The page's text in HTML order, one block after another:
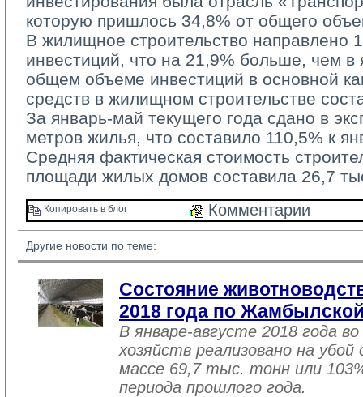
которую пришлось 34,8% от общего
В жилищное строительство направлено
инвестиций, что на 21,9% больше, чем
общем объеме инвестиций в основной
средств в жилищном строительстве
За январь-май текущего года сдано в
метров жилья, что составило 110,5% к
Средняя фактическая стоимость
площади жилых домов составила 26,7
Копировать в блог Комментарии
Другие новости по теме:
Состояние
2018 года по
В январе-августе 2018 года
хозяйств реализовано на
массе 69,7 тыс. тонн или
периода прошлого года.